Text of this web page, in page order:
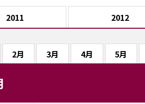
2011 2012
2月 3月 4月 5月